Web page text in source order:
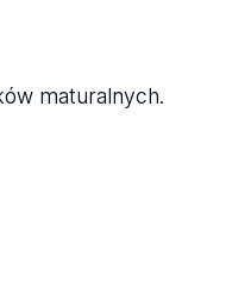
maturalnych.